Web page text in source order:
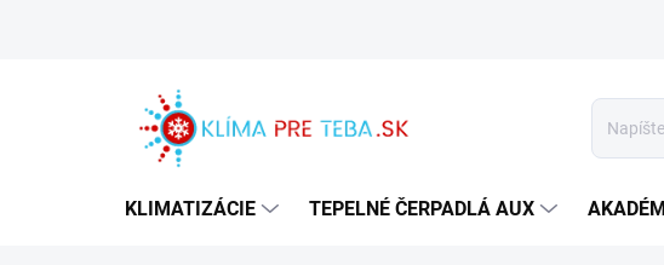
KLIMATIZÁCIE TEPELNÉ ČERPADLÁ AUX